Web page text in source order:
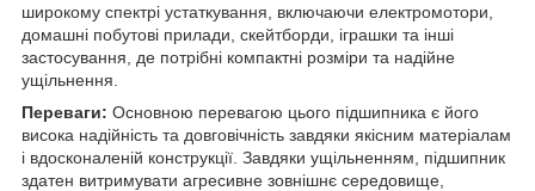
широкому спектрі устаткування, включаючи електромотори,
домашні побутові прилади, скейтборди, іграшки та інші
застосування, де потрібні компактні розміри та надійне
ущільнення.
Переваги: Основною перевагою цього підшипника є його
висока надійність та довговічність завдяки якісним матеріалам
і вдосконаленій конструкції. Завдяки ущільненням, підшипник
здатен витримувати агресивне зовнішнє середовище,